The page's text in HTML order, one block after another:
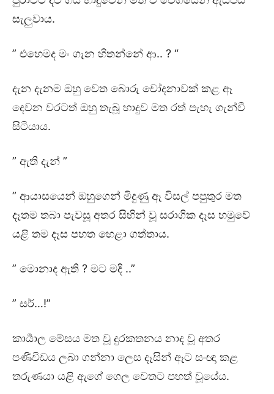
සැලුවාය.
” එහෙමද මං ගැන හිතන්නේ ආ.. ? “
දැන දැනම ඔහු වෙත බොරු චෝදනාවක් කළ ඈ
දෙවන වරටත් ඔහු තැබූ හාදුව මත රත් පැහැ ගැන්වී
සිටියාය.
” ඇති දැන් ”
” ආයාසයෙන් ඔහුගෙන් මිදුණු ඈ විසල් පපුතුර මත
දෑතම තබා පැවසූ අතර සිහින් වූ සරාගික දෑස හමුවේ
යළි තම දෑස පහත හෙළා ගත්තාය.
” මොනාද ඇති ? මට මදි ..”
” සර්…!”
කාර්‍යාල මේසය මත වූ දුරකතනය නාද වූ අතර
පණිවිඩය ලබා ගන්නා ලෙස දෑසින් ඈට සංඥා කළ
තරුණයා යළි ඇගේ ගෙල වෙතට පහත් වූයේය.